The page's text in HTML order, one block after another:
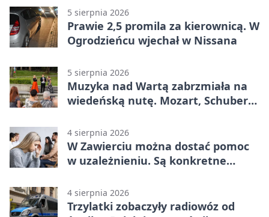
5 sierpnia 2026
Prawie 2,5 promila za kierownicą. W
Ogrodzieńcu wjechał w Nissana
5 sierpnia 2026
Muzyka nad Wartą zabrzmiała na
wiedeńską nutę. Mozart, Schubert i
4 sierpnia 2026
W Zawierciu można dostać pomoc
w uzależnieniu. Są konkretne
4 sierpnia 2026
Trzylatki zobaczyły radiowóz od